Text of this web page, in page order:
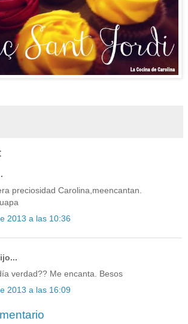
preciosidad Carolina,meencantan.
2013 a las 10:36
verdad?? Me encanta. Besos
2013 a las 16:09